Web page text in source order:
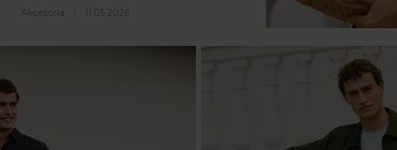
Akcesoria 11.05.2026